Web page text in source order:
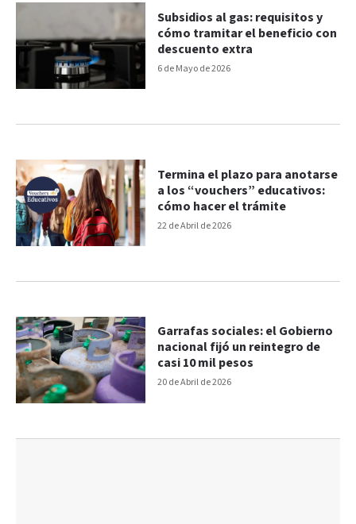
6 de Mayo de 2026
Subsidios al gas: requisitos y
cómo tramitar el beneficio con
descuento extra
22 de Abril de 2026
Termina el plazo para anotarse
a los “vouchers” educativos:
cómo hacer el trámite
20 de Abril de 2026
Garrafas sociales: el Gobierno
nacional fijó un reintegro de
casi 10 mil pesos